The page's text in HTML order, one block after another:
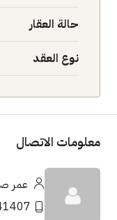
حالة العقار
نوع العقد
معلومات الاتصال
عمر